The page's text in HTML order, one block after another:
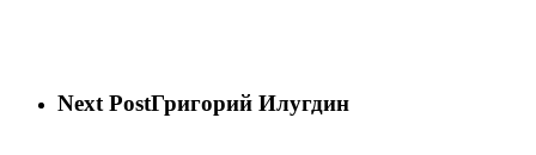
Next PostГригорий Илугдин